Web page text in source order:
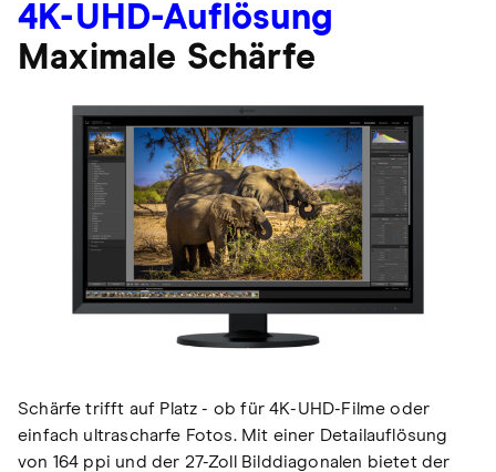
4K-UHD-Auflösung
Maximale Schärfe
Schärfe trifft auf Platz - ob für 4K-UHD-Filme oder
einfach ultrascharfe Fotos. Mit einer Detailauflösung
von 164 ppi und der 27-Zoll Bilddiagonalen bietet der